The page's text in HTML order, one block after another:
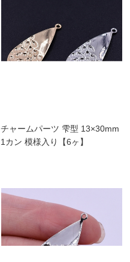
チャームパーツ 雫型 13×30mm
1カン 模様入り【6ヶ】